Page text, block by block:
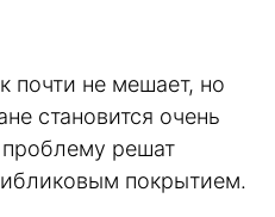
почти не мешает, но
становится очень
решат
покрытием.